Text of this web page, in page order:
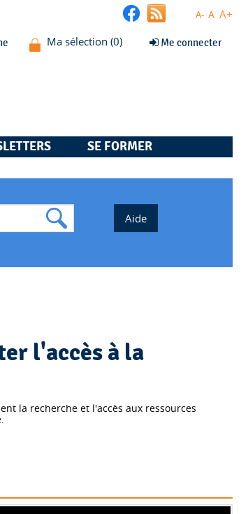
A- A A+
Me connecter
SE FORMER
l'accès à la
la recherche et l'accès aux ressources